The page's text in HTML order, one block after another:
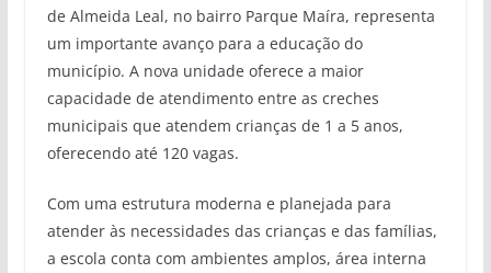
de Almeida Leal, no bairro Parque Maíra, representa
um importante avanço para a educação do
município. A nova unidade oferece a maior
capacidade de atendimento entre as creches
municipais que atendem crianças de 1 a 5 anos,
oferecendo até 120 vagas.
Com uma estrutura moderna e planejada para
atender às necessidades das crianças e das famílias,
a escola conta com ambientes amplos, área interna